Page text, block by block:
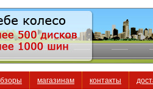
магазинам контакты